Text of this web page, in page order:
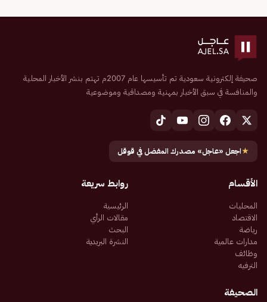
صحيفة إلكترونية سعودية تم تأسيسها عام 2007م تهتم بنشر الأخبار المحلية
والمنافسة في سبق الأخبار بمهنية ومصداقية وموضوعية
★اجعل «عاجل» مصدرك المفضل في قوقل
الأقسام
المحليات
الاقتصاد
رياضة
مدارات عالمية
وظائف
الترفيه
روابط سريعة
الرئيسية
مقالات الرأي
البحث
النشرة البريدية
الصحيفة